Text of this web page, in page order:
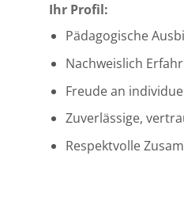
Ihr Profil:
Pädagogische
Nachweislich
Freude an
Zuverlässige,
Respektvolle